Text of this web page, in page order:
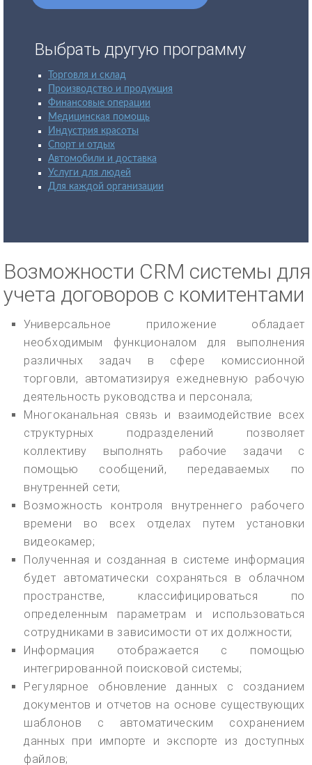
Выбрать другую программу
Торговля и склад
Производство и продукция
Финансовые операции
Медицинская помощь
Индустрия красоты
Спорт и отдых
Автомобили и доставка
Услуги для людей
Для каждой организации
Возможности CRM системы для
учета договоров с комитентами
Универсальное приложение обладает
необходимым функционалом для выполнения
различных задач в сфере комиссионной
торговли, автоматизируя ежедневную рабочую
деятельность руководства и персонала;
Многоканальная связь и взаимодействие всех
структурных подразделений позволяет
коллективу выполнять рабочие задачи с
помощью сообщений, передаваемых по
внутренней сети;
Возможность контроля внутреннего рабочего
времени во всех отделах путем установки
видеокамер;
Полученная и созданная в системе информация
будет автоматически сохраняться в облачном
пространстве, классифицироваться по
определенным параметрам и использоваться
сотрудниками в зависимости от их должности;
Информация отображается с помощью
интегрированной поисковой системы;
Регулярное обновление данных с созданием
документов и отчетов на основе существующих
шаблонов с автоматическим сохранением
данных при импорте и экспорте из доступных
файлов;